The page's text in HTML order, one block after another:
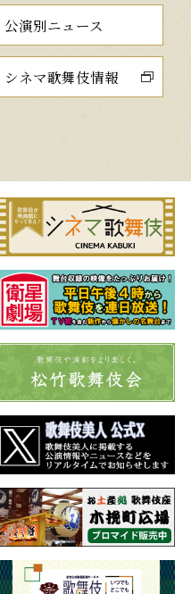
公演別ニュース
シネマ歌舞伎情報